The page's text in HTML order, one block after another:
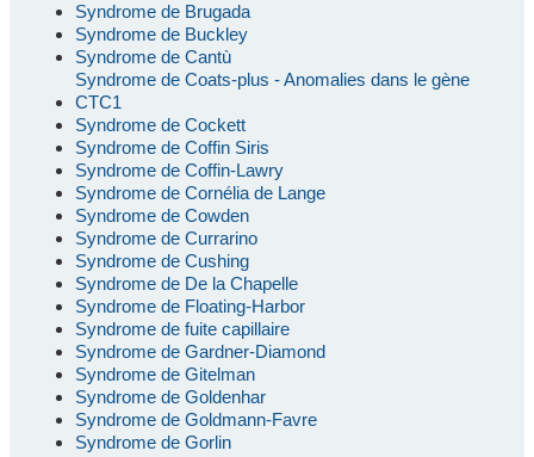
Syndrome de Brugada
Syndrome de Buckley
Syndrome de Cantù
Syndrome de Coats-plus - Anomalies dans le gène
CTC1
Syndrome de Cockett
Syndrome de Coffin Siris
Syndrome de Coffin-Lawry
Syndrome de Cornélia de Lange
Syndrome de Cowden
Syndrome de Currarino
Syndrome de Cushing
Syndrome de De la Chapelle
Syndrome de Floating-Harbor
Syndrome de fuite capillaire
Syndrome de Gardner-Diamond
Syndrome de Gitelman
Syndrome de Goldenhar
Syndrome de Goldmann-Favre
Syndrome de Gorlin